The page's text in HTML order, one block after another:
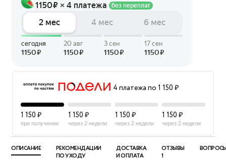
4 платежа по 1 150 ₽
1 150 ₽
при получении
1 150 ₽
через 2 недели
1 150 ₽
через 2 недели
1 150 ₽
через 2 недели
ОПИСАНИЕ
РЕКОМЕНДАЦИИ
ПО УХОДУ
ДОСТАВКА
И ОПЛАТА
ОТЗЫВЫ
1